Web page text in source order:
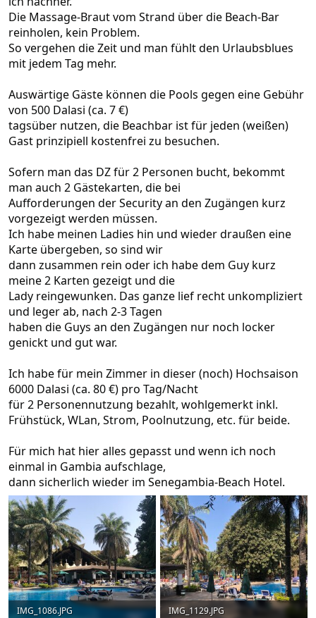
Die Massage-Braut vom Strand über die Beach-Bar
reinholen, kein Problem.
So vergehen die Zeit und man fühlt den Urlaubsblues
mit jedem Tag mehr.
Auswärtige Gäste können die Pools gegen eine Gebühr
von 500 Dalasi (ca. 7 €)
tagsüber nutzen, die Beachbar ist für jeden (weißen)
Gast prinzipiell kostenfrei zu besuchen.
Sofern man das DZ für 2 Personen bucht, bekommt
man auch 2 Gästekarten, die bei
Aufforderungen der Security an den Zugängen kurz
vorgezeigt werden müssen.
Ich habe meinen Ladies hin und wieder draußen eine
Karte übergeben, so sind wir
dann zusammen rein oder ich habe dem Guy kurz
meine 2 Karten gezeigt und die
Lady reingewunken. Das ganze lief recht unkompliziert
und leger ab, nach 2-3 Tagen
haben die Guys an den Zugängen nur noch locker
genickt und gut war.
Ich habe für mein Zimmer in dieser (noch) Hochsaison
6000 Dalasi (ca. 80 €) pro Tag/Nacht
für 2 Personennutzung bezahlt, wohlgemerkt inkl.
Frühstück, WLan, Strom, Poolnutzung, etc. für beide.
Für mich hat hier alles gepasst und wenn ich noch
einmal in Gambia aufschlage,
dann sicherlich wieder im Senegambia-Beach Hotel.
IMG_1086.JPG
IMG_1129.JPG